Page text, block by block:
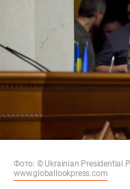
Фото: © Ukrainian Presidential
www.globallookpress.com